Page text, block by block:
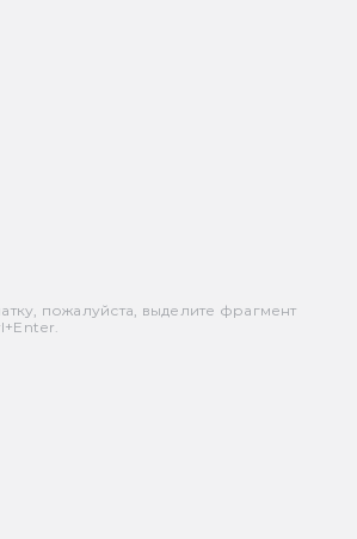
пожалуйста, выделите фрагмент